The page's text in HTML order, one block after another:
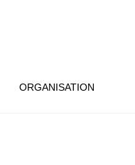
ORGANISATION